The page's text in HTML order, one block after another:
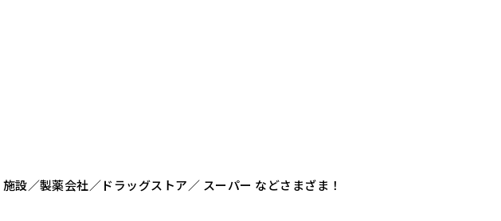
設／製薬会社／ドラッグストア／ スーパー などさまざま！